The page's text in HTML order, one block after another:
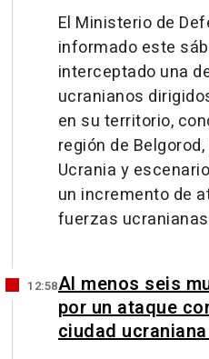
El Ministerio de
informado este
interceptado una
ucranianos
en su territorio,
región de
Ucrania y
un incremento de
fuerzas
12:58Al menos seis
por un ataque
ciudad